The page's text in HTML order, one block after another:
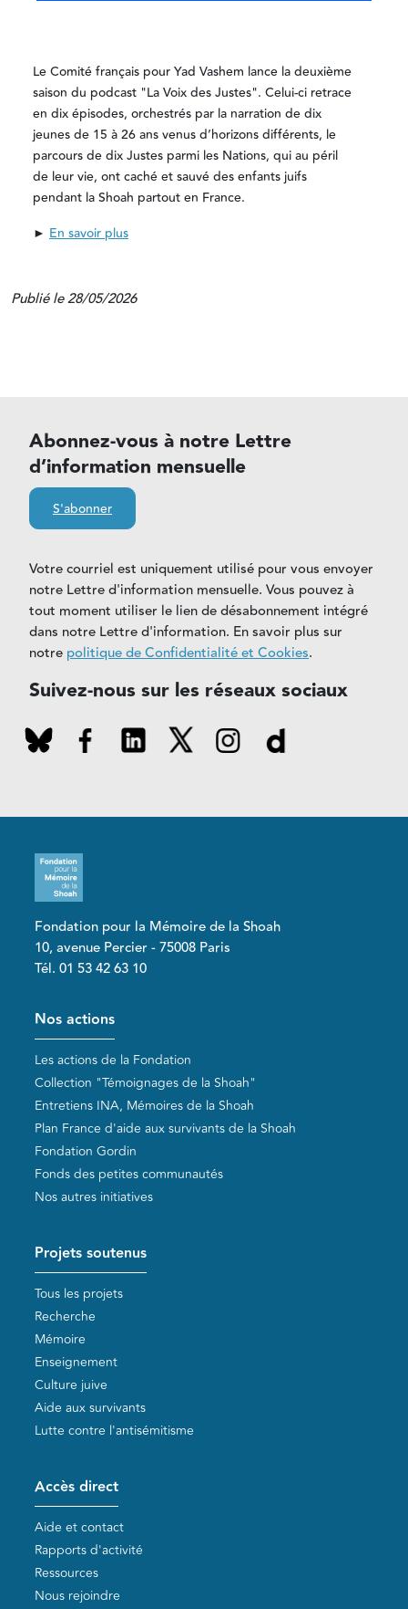
Le Comité français pour Yad Vashem lance la deuxième
saison du podcast "La Voix des Justes". Celui-ci retrace
en dix épisodes, orchestrés par la narration de dix
jeunes de 15 à 26 ans venus d’horizons différents, le
parcours de dix Justes parmi les Nations, qui au péril
de leur vie, ont caché et sauvé des enfants juifs
pendant la Shoah partout en France.
► En savoir plus
Publié le 28/05/2026
Abonnez-vous à notre Lettre
d’information mensuelle
S'abonner
Votre courriel est uniquement utilisé pour vous envoyer
notre Lettre d'information mensuelle. Vous pouvez à
tout moment utiliser le lien de désabonnement intégré
dans notre Lettre d'information. En savoir plus sur
notre politique de Confidentialité et Cookies.
Suivez-nous sur les réseaux sociaux
Fondation pour la Mémoire de la Shoah
10, avenue Percier - 75008 Paris
Tél. 01 53 42 63 10
Pied de page
Nos actions
Les actions de la Fondation
Collection "Témoignages de la Shoah"
Entretiens INA, Mémoires de la Shoah
Plan France d'aide aux survivants de la Shoah
Fondation Gordin
Fonds des petites communautés
Nos autres initiatives
Projets soutenus
Tous les projets
Recherche
Mémoire
Enseignement
Culture juive
Aide aux survivants
Lutte contre l'antisémitisme
Accès direct
Aide et contact
Rapports d'activité
Ressources
Nous rejoindre